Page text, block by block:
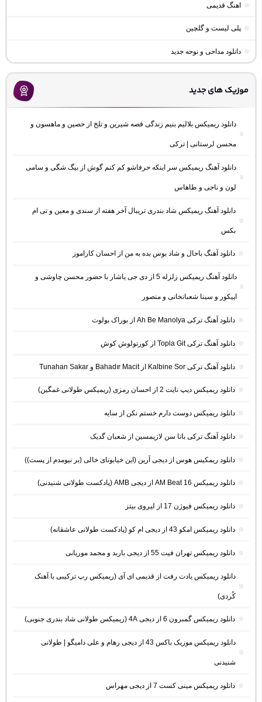
اهنگ قدیمی
پلی لیست و گلچین
دانلود مداحی و نوحه جدید
موزیک های جدید
دانلود ریمیکس بلالیم بنیم زندگی قصه شیرین و تلخ از حصین و ماهسون و
محسن لرستانی | ترکی
دانلود آهنگ ریمیکس سر اینکه حرفاشو کم کنم گوش از بیگ شگی و سامی
لون و ناجی و طاهاس
دانلود آهنگ ریمیکس شاد بندری تریبال آخر هفته از سندی و معین و تی ام
بکس
دانلود آهنگ باحال و شاد بوس بده به من از احسان کاراموز
دانلود آهنگ ریمیکس زلزله 5 از دی جی یاشار با حضور محسن چاوشی و
اپیکور و سینا شعبانخانی و منصور
دانلود آهنگ ترکی Ah Be Manolya از بوراک بولوت
دانلود آهنگ ترکی Topla Git از کورتولوش کوش
دانلود آهنگ ترکی Kalbine Sor از Bahadır Macit و Tunahan Sakar
دانلود ریمیکس دیپ نایت 2 از احسان رمزی (ریمیکس طولانی غمگین)
دانلود ریمیکس دوست دارم خستم نکن از سایه
دانلود آهنگ ترکی بانا سن لازیمسین از شعبان گدیک
دانلود ریمکیس هوس از دیجی آرین (این خیابونای خالی (بر نیومدم از پست))
دانلود ریمیکس AM Beat 16 از دیجی AMB (پادکست طولانی شنیدنی)
دانلود ریمیکس فیوژن 17 از لیروی بیتز
دانلود ریمیکس امکو 43 از دیجی ام کو (پادکست طولانی عاشقانه)
دانلود ریمیکس تهران فیت 55 از دیجی باربد و محمد موریانی
دانلود ریمیکس یادت رفت از قدیمی ای آی (ریمیکس رپ ترکیبی با آهنک
کُردی)
دانلود ریمیکس گمبرون 6 از دیجی 4A (ریمیکس طولانی شاد بندری جنوبی)
دانلود ریمیکس موزیک باکس 43 از دیجی رهام و علی دامیگو | طولانی
شنیدنی
دانلود ریمیکس مینی کست 7 از دیجی مهراس